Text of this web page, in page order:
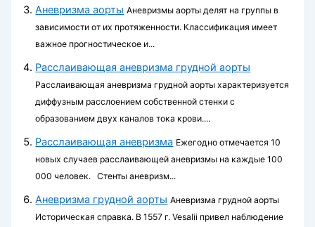
Аневризма аорты Аневризмы аорты делят на группы в
зависимости от их протяженности. Классификация имеет
важное прогностическое и...
Расслаивающая аневризма грудной аорты
Расслаивающая аневризма грудной аорты характеризуется
диффузным расслоением собственной стенки с
образованием двух каналов тока крови....
Расслаивающая аневризма Ежегодно отмечается 10
новых случаев расслаивающей аневризмы на каждые 100
000 человек. Стенты аневризм...
Аневризма грудной аорты Аневризма грудной аорты
Историческая справка. В 1557 г. Vesalii привел на­блюдение